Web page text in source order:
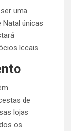
uma
Natal únicas
locais.
de
lojas
os